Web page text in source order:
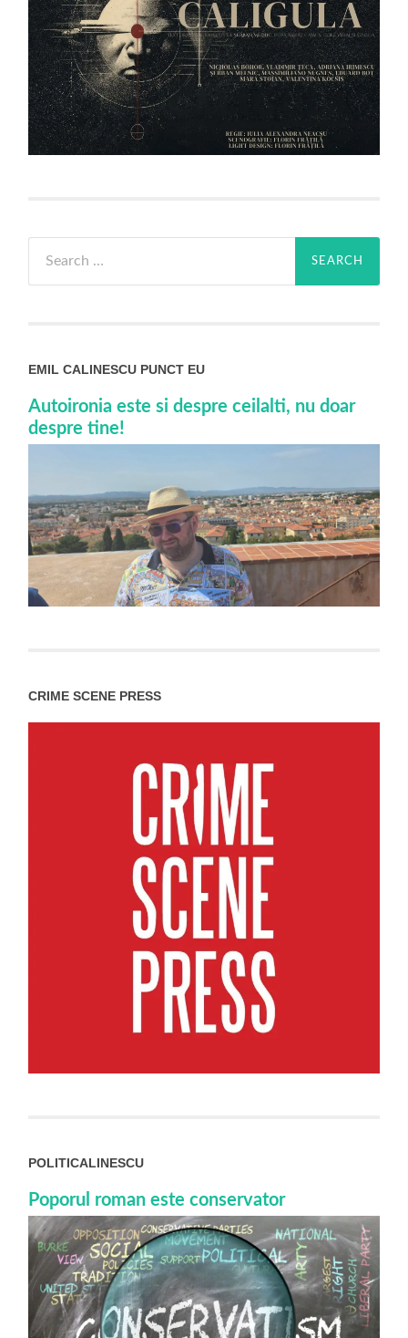
for:
EMIL CALINESCU PUNCT EU
Autoironia este si despre ceilalti, nu doar
despre tine!
CRIME SCENE PRESS
POLITICALINESCU
Poporul roman este conservator